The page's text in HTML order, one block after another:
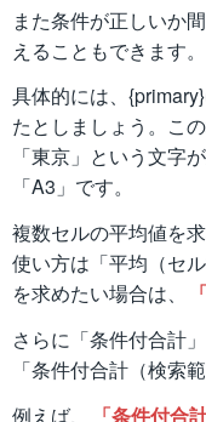
また条件が正しいか
えることもできます
具体的には、
たとしましょう。こ
「東京」という文字
「A3」です。
複数セルの平均値を
使い方は「平均（セ
を求めたい場合は、
さらに「条件付合計
「条件付合計（検索
例えば、
「条件付合